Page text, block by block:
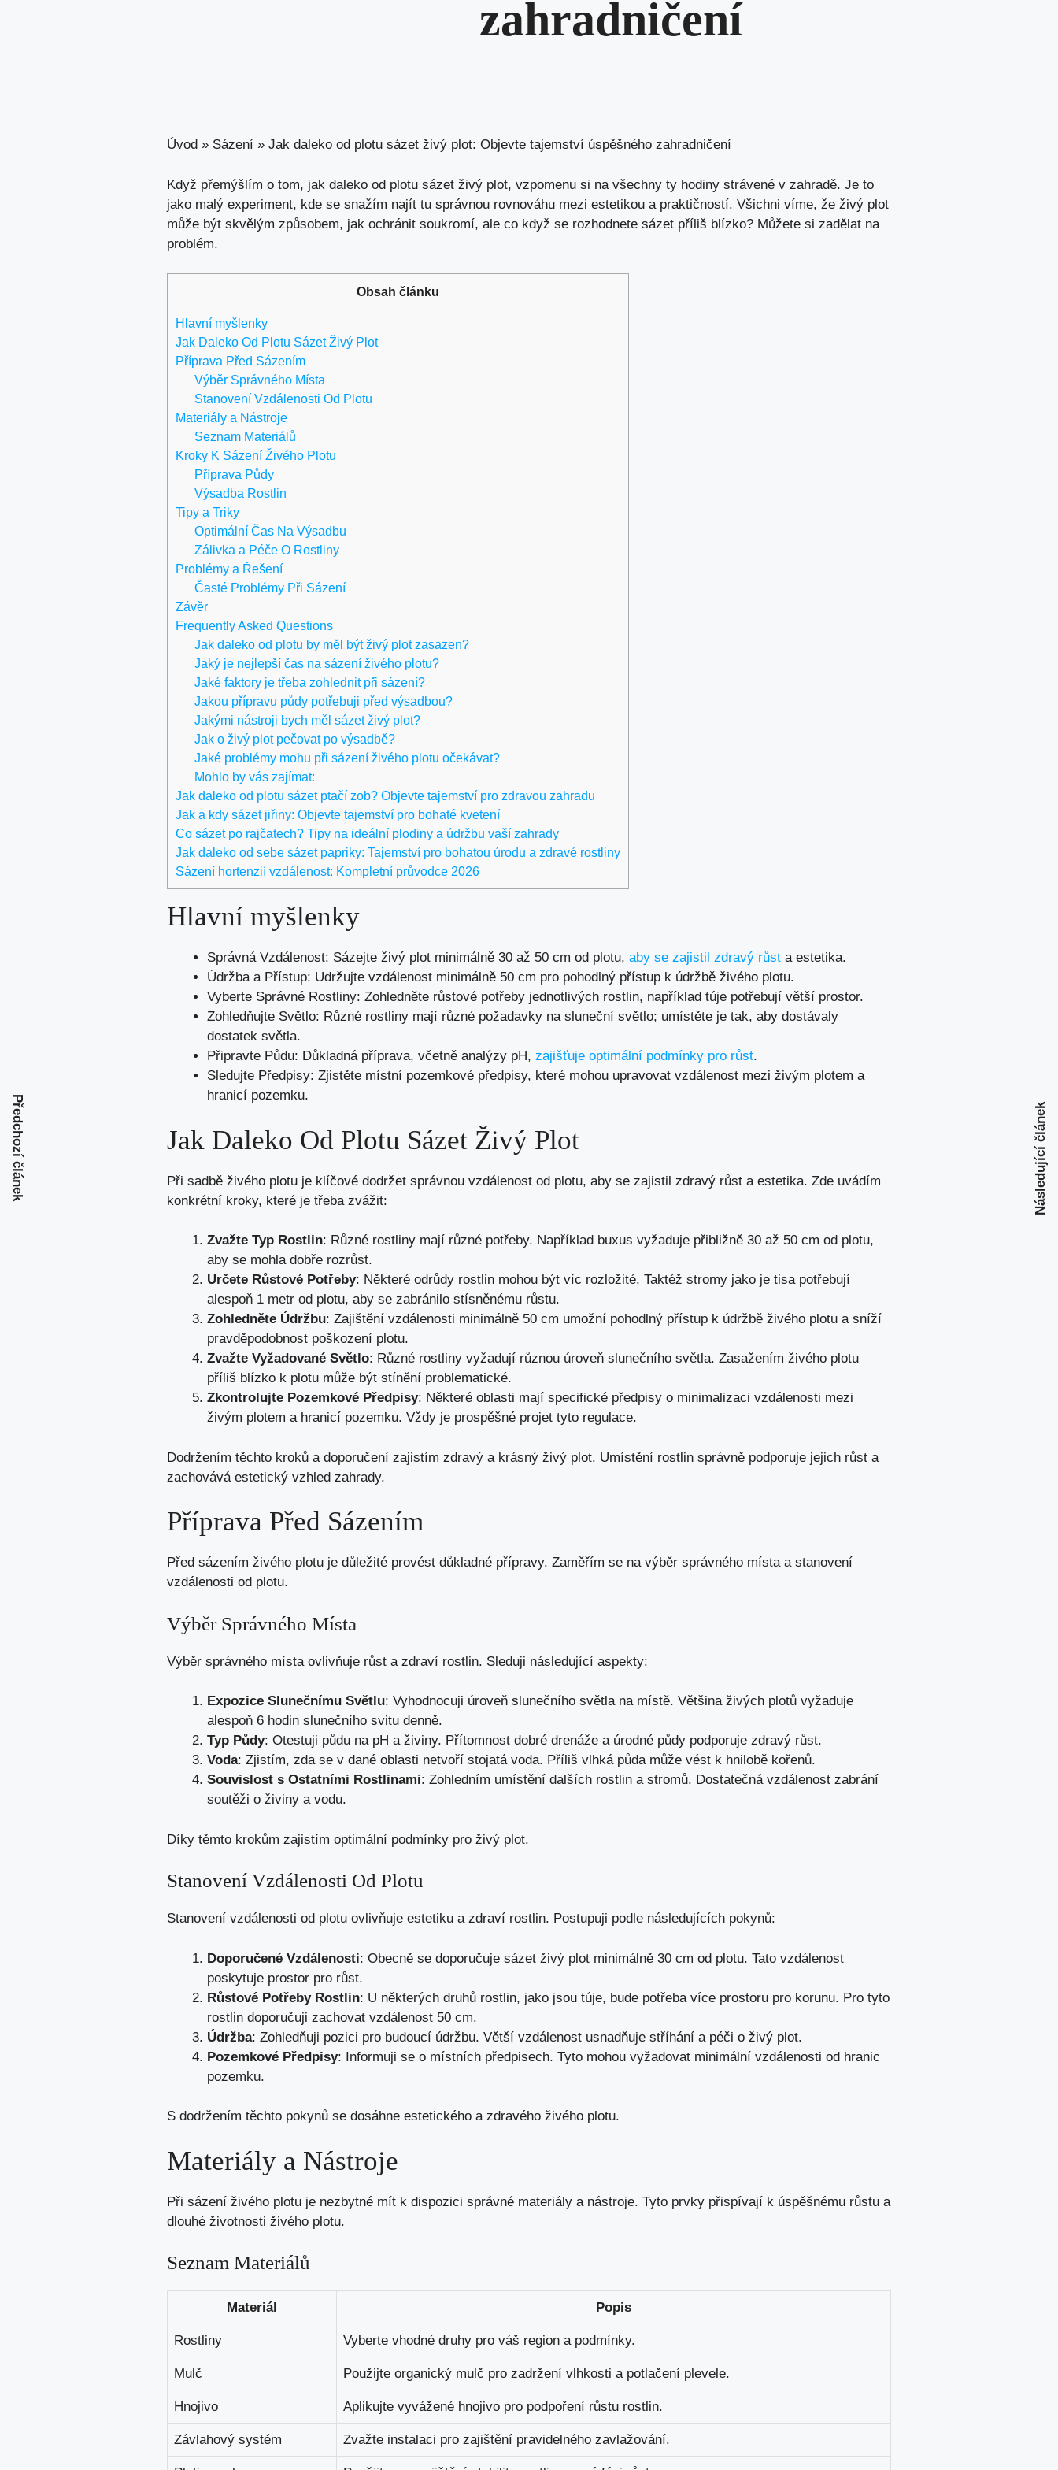
zahradničení
Úvod » Sázení » Jak daleko od plotu sázet živý plot: Objevte tajemství úspěšného zahradničení
Když přemýšlím o tom, jak daleko od plotu sázet živý plot, vzpomenu si na všechny ty hodiny strávené v zahradě. Je to
jako malý experiment, kde se snažím najít tu správnou rovnováhu mezi estetikou a praktičností. Všichni víme, že živý plot
může být skvělým způsobem, jak ochránit soukromí, ale co když se rozhodnete sázet příliš blízko? Můžete si zadělat na
problém.
Obsah článku
Hlavní myšlenky
Jak Daleko Od Plotu Sázet Živý Plot
Příprava Před Sázením
Výběr Správného Místa
Stanovení Vzdálenosti Od Plotu
Materiály a Nástroje
Seznam Materiálů
Kroky K Sázení Živého Plotu
Příprava Půdy
Výsadba Rostlin
Tipy a Triky
Optimální Čas Na Výsadbu
Zálivka a Péče O Rostliny
Problémy a Řešení
Časté Problémy Při Sázení
Závěr
Frequently Asked Questions
Jak daleko od plotu by měl být živý plot zasazen?
Jaký je nejlepší čas na sázení živého plotu?
Jaké faktory je třeba zohlednit při sázení?
Jakou přípravu půdy potřebuji před výsadbou?
Jakými nástroji bych měl sázet živý plot?
Jak o živý plot pečovat po výsadbě?
Jaké problémy mohu při sázení živého plotu očekávat?
Mohlo by vás zajímat:
Jak daleko od plotu sázet ptačí zob? Objevte tajemství pro zdravou zahradu
Jak a kdy sázet jiřiny: Objevte tajemství pro bohaté kvetení
Co sázet po rajčatech? Tipy na ideální plodiny a údržbu vaší zahrady
Jak daleko od sebe sázet papriky: Tajemství pro bohatou úrodu a zdravé rostliny
Sázení hortenzií vzdálenost: Kompletní průvodce 2026
Hlavní myšlenky
Správná Vzdálenost: Sázejte živý plot minimálně 30 až 50 cm od plotu, aby se zajistil zdravý růst a estetika.
Údržba a Přístup: Udržujte vzdálenost minimálně 50 cm pro pohodlný přístup k údržbě živého plotu.
Vyberte Správné Rostliny: Zohledněte růstové potřeby jednotlivých rostlin, například túje potřebují větší prostor.
Zohledňujte Světlo: Různé rostliny mají různé požadavky na sluneční světlo; umístěte je tak, aby dostávaly
dostatek světla.
Připravte Půdu: Důkladná příprava, včetně analýzy pH, zajišťuje optimální podmínky pro růst.
Sledujte Předpisy: Zjistěte místní pozemkové předpisy, které mohou upravovat vzdálenost mezi živým plotem a
hranicí pozemku.
Jak Daleko Od Plotu Sázet Živý Plot
Při sadbě živého plotu je klíčové dodržet správnou vzdálenost od plotu, aby se zajistil zdravý růst a estetika. Zde uvádím
konkrétní kroky, které je třeba zvážit:
Zvažte Typ Rostlin: Různé rostliny mají různé potřeby. Například buxus vyžaduje přibližně 30 až 50 cm od plotu,
aby se mohla dobře rozrůst.
Určete Růstové Potřeby: Některé odrůdy rostlin mohou být víc rozložité. Taktéž stromy jako je tisa potřebují
alespoň 1 metr od plotu, aby se zabránilo stísněnému růstu.
Zohledněte Údržbu: Zajištění vzdálenosti minimálně 50 cm umožní pohodlný přístup k údržbě živého plotu a sníží
pravděpodobnost poškození plotu.
Zvažte Vyžadované Světlo: Různé rostliny vyžadují různou úroveň slunečního světla. Zasažením živého plotu
příliš blízko k plotu může být stínění problematické.
Zkontrolujte Pozemkové Předpisy: Některé oblasti mají specifické předpisy o minimalizaci vzdálenosti mezi
živým plotem a hranicí pozemku. Vždy je prospěšné projet tyto regulace.
Dodržením těchto kroků a doporučení zajistím zdravý a krásný živý plot. Umístění rostlin správně podporuje jejich růst a
zachovává estetický vzhled zahrady.
Příprava Před Sázením
Před sázením živého plotu je důležité provést důkladné přípravy. Zaměřím se na výběr správného místa a stanovení
vzdálenosti od plotu.
Výběr Správného Místa
Výběr správného místa ovlivňuje růst a zdraví rostlin. Sleduji následující aspekty:
Expozice Slunečnímu Světlu: Vyhodnocuji úroveň slunečního světla na místě. Většina živých plotů vyžaduje
alespoň 6 hodin slunečního svitu denně.
Typ Půdy: Otestuji půdu na pH a živiny. Přítomnost dobré drenáže a úrodné půdy podporuje zdravý růst.
Voda: Zjistím, zda se v dané oblasti netvoří stojatá voda. Příliš vlhká půda může vést k hnilobě kořenů.
Souvislost s Ostatními Rostlinami: Zohledním umístění dalších rostlin a stromů. Dostatečná vzdálenost zabrání
soutěži o živiny a vodu.
Díky těmto krokům zajistím optimální podmínky pro živý plot.
Stanovení Vzdálenosti Od Plotu
Stanovení vzdálenosti od plotu ovlivňuje estetiku a zdraví rostlin. Postupuji podle následujících pokynů:
Doporučené Vzdálenosti: Obecně se doporučuje sázet živý plot minimálně 30 cm od plotu. Tato vzdálenost
poskytuje prostor pro růst.
Růstové Potřeby Rostlin: U některých druhů rostlin, jako jsou túje, bude potřeba více prostoru pro korunu. Pro tyto
rostlin doporučuji zachovat vzdálenost 50 cm.
Údržba: Zohledňuji pozici pro budoucí údržbu. Větší vzdálenost usnadňuje stříhání a péči o živý plot.
Pozemkové Předpisy: Informuji se o místních předpisech. Tyto mohou vyžadovat minimální vzdálenosti od hranic
pozemku.
S dodržením těchto pokynů se dosáhne estetického a zdravého živého plotu.
Materiály a Nástroje
Při sázení živého plotu je nezbytné mít k dispozici správné materiály a nástroje. Tyto prvky přispívají k úspěšnému růstu a
dlouhé životnosti živého plotu.
Seznam Materiálů
Materiál Popis
Rostliny Vyberte vhodné druhy pro váš region a podmínky.
Mulč Použijte organický mulč pro zadržení vlhkosti a potlačení plevele.
Hnojivo Aplikujte vyvážené hnojivo pro podpoření růstu rostlin.
Závlahový systém Zvažte instalaci pro zajištění pravidelného zavlažování.
Předchozí článek Následující článek